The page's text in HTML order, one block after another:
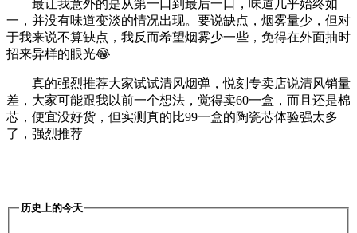
最让我意外的是从第一口到最后一口，味道几乎始终如
一，并没有味道变淡的情况出现。要说缺点，烟雾量少，但对
于我来说不算缺点，我反而希望烟雾少一些，免得在外面抽时
招来异样的眼光😂
真的强烈推荐大家试试清风烟弹，悦刻专卖店说清风销量
差，大家可能跟我以前一个想法，觉得卖60一盒，而且还是棉
芯，便宜没好货，但实测真的比99一盒的陶瓷芯体验强太多
了，强烈推荐
历史上的今天